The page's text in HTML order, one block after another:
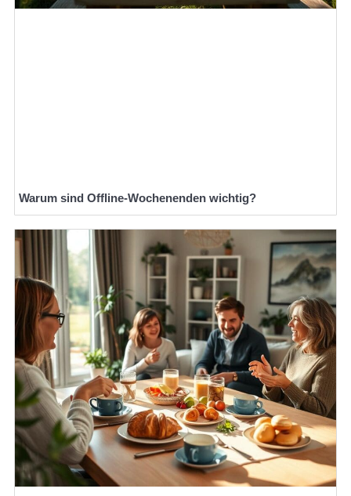
Warum sind Offline-Wochenenden wichtig?